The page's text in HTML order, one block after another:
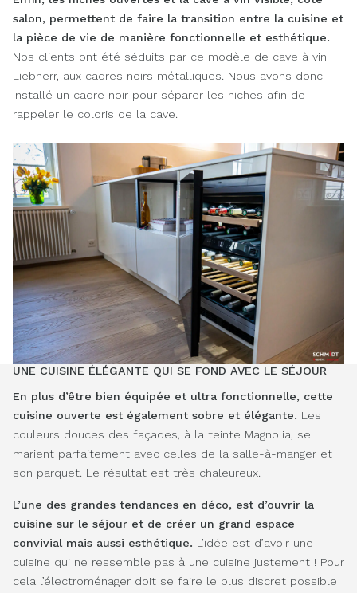
salon, permettent de faire la transition entre la cuisine et
la pièce de vie de manière fonctionnelle et esthétique.
Nos clients ont été séduits par ce modèle de cave à vin
Liebherr, aux cadres noirs métalliques. Nous avons donc
installé un cadre noir pour séparer les niches afin de
rappeler le coloris de la cave.
UNE CUISINE ÉLÉGANTE QUI SE FOND AVEC LE SÉJOUR
En plus d’être bien équipée et ultra fonctionnelle, cette
cuisine ouverte est également sobre et élégante. Les
couleurs douces des façades, à la teinte Magnolia, se
marient parfaitement avec celles de la salle-à-manger et
son parquet. Le résultat est très chaleureux.
L’une des grandes tendances en déco, est d’ouvrir la
cuisine sur le séjour et de créer un grand espace
convivial mais aussi esthétique. L’idée est d’avoir une
cuisine qui ne ressemble pas à une cuisine justement ! Pour
cela l’électroménager doit se faire le plus discret possible